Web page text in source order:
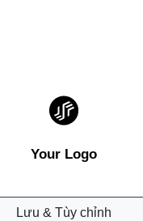
Your Logo
Lưu & Tùy chỉnh